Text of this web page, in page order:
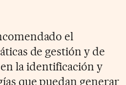
el
de gestión y de
la identificación y
que puedan generar